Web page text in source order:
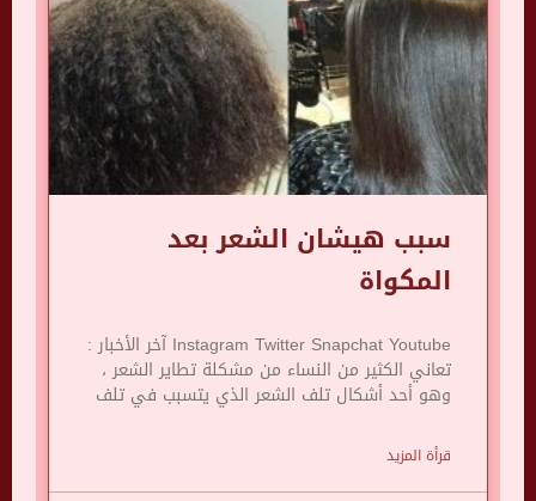
سبب هيشان الشعر بعد
المكواة
Instagram Twitter Snapchat Youtube آخر الأخبار :
تعاني الكثير من النساء من مشكلة تطاير الشعر ،
وهو أحد أشكال تلف الشعر الذي يتسبب في تلف
قرأة المزيد